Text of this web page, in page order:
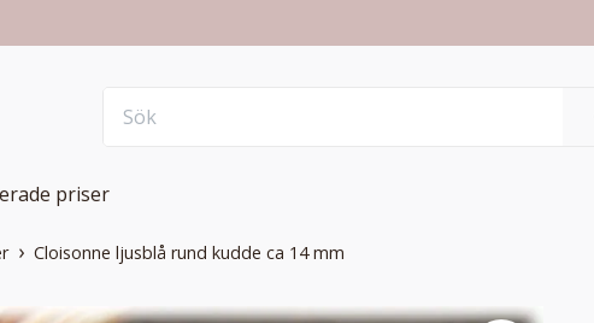
priser
Cloisonne ljusblå rund kudde ca 14 mm